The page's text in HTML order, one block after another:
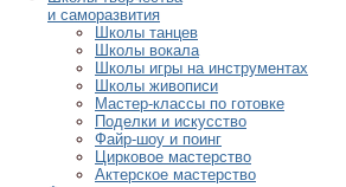
и саморазвития
Школы танцев
Школы вокала
Школы игры на инструментах
Школы живописи
Мастер-классы по готовке
Поделки и искусство
Файр-шоу и поинг
Цирковое мастерство
Актерское мастерство